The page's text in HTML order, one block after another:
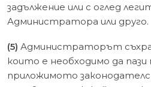
задължение или с оглед
Администратора или друго.
(5) Администраторът
които е необходимо да пази
приложимото